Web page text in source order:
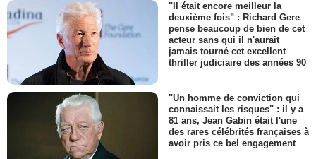
"Il était encore meilleur la
deuxième fois" : Richard Gere
pense beaucoup de bien de cet
acteur sans qui il n'aurait
jamais tourné cet excellent
thriller judiciaire des années 90
"Un homme de conviction qui
connaissait les risques" : il y a
81 ans, Jean Gabin était l'une
des rares célébrités françaises à
avoir pris ce bel engagement